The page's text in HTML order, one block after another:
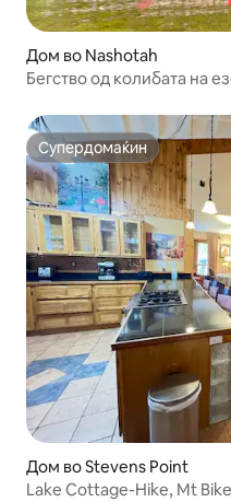
Дом во Nashotah
Бегство од колибата на
Супердомаќин
Супердомаќин
Дом во Stevens Point
Lake Cottage-Hike, Mt